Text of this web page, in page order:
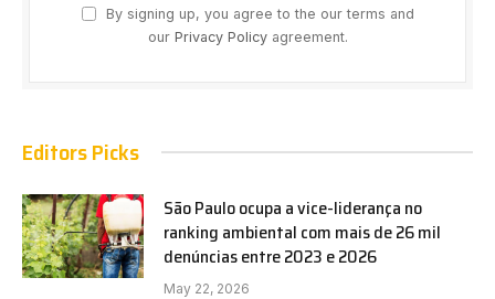
By signing up, you agree to the our terms and
our Privacy Policyagreement.
Editors Picks
São Paulo ocupa a vice-liderança no
ranking ambiental com mais de 26 mil
denúncias entre 2023 e 2026
May 22, 2026